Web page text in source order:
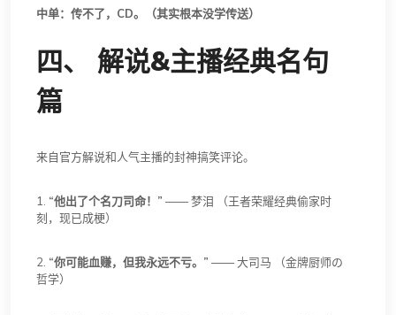
中单：传不了，CD。（其实根本没学传送）
四、 解说&主播经典名句
篇
来自官方解说和人气主播的封神搞笑评论。
1. “他出了个名刀司命！” —— 梦泪 （王者荣耀经典偷家时
刻，现已成梗）
2. “你可能血赚，但我永远不亏。” —— 大司马 （金牌厨师の
哲学）